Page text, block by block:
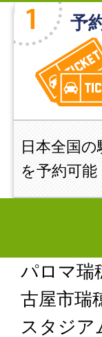
予
日本全国の
を予約可能
パロマ瑞
古屋市瑞
スタジア